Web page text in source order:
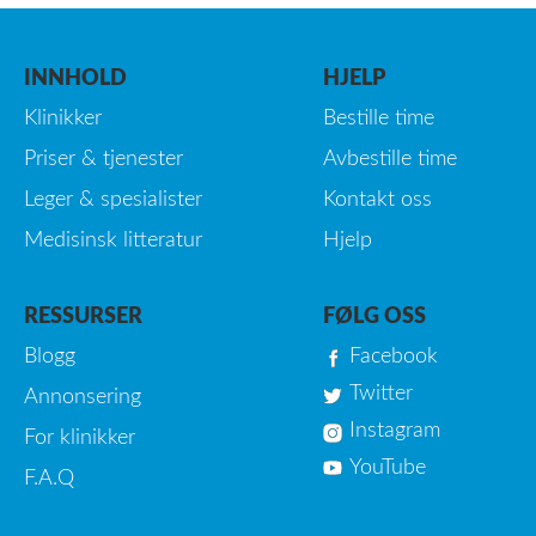
INNHOLD
Klinikker
Priser & tjenester
Leger & spesialister
Medisinsk litteratur
HJELP
Bestille time
Avbestille time
Kontakt oss
Hjelp
RESSURSER
Blogg
Annonsering
For klinikker
F.A.Q
FØLG OSS
Facebook
Twitter
Instagram
YouTube